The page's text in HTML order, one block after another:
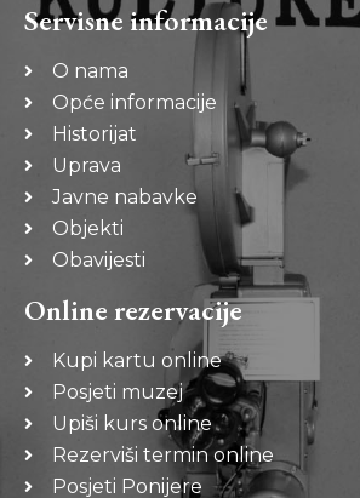
Servisne informacije
O nama
Opće informacije
Historijat
Uprava
Javne nabavke
Objekti
Obavijesti
Online rezervacije
Kupi kartu online
Posjeti muzej
Upiši kurs online
Rezerviši termin online
Posjeti Ponijere